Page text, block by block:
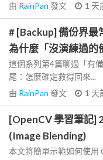
由 RainPan 發文 1 天
# [Backup] 備份界最
為什麼「沒演練過的
這個系列第4篇聊過「有
尾：怎麼確定救得回來...
由 RainPan 發文 1 天
[OpenCV 學習筆記]
(Image Blending)
本文將簡單示範如何使用